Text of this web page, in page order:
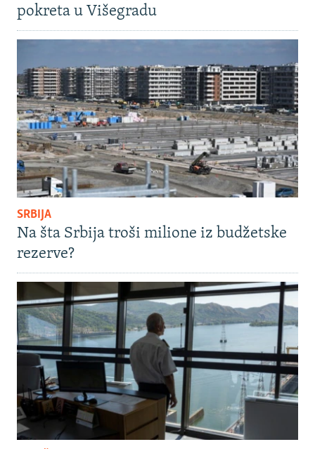
pokreta u Višegradu
SRBIJA
Na šta Srbija troši milione iz budžetske
rezerve?